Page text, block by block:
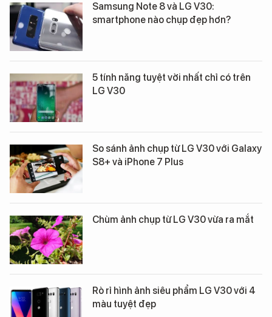
Samsung Note 8 và LG V30:
smartphone nào chụp đẹp hơn?
5 tính năng tuyệt vời nhất chỉ có trên
LG V30
So sánh ảnh chụp từ LG V30 với Galaxy
S8+ và iPhone 7 Plus
Chùm ảnh chụp từ LG V30 vừa ra mắt
Rò rỉ hình ảnh siêu phẩm LG V30 với 4
màu tuyệt đẹp